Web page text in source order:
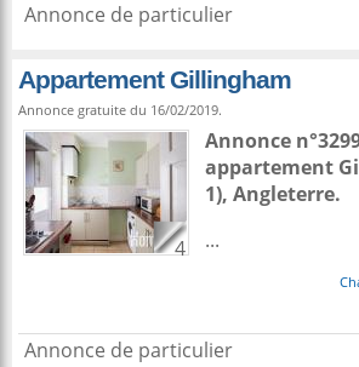
Annonce de particulier
Appartement Gillingham
Annonce gratuite du 16/02/2019.
4
Annonce
appartement
1), Angleterre.
...
Annonce de particulier